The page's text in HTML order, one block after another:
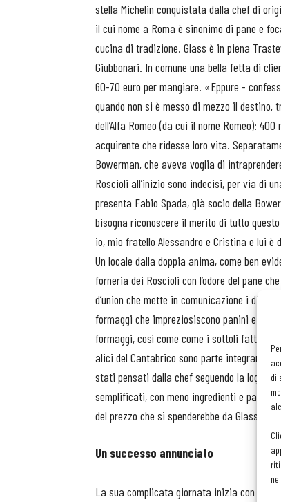
di
stella Michelin conquistata dalla chef di
il cui nome a Roma è sinonimo di pane e
cucina di tradizione. Glass è in piena
Giubbonari. In comune una bella fetta di
60-70 euro per mangiare. «Eppure -
quando non si è messo di mezzo il
dell’Alfa Romeo (da cui il nome Romeo):
acquirente che ridesse loro vita.
Bowerman, che aveva voglia di
Roscioli all’inizio sono indecisi, per via di
presenta Fabio Spada, già socio della
bisogna riconoscere il merito di tutto
io, mio fratello Alessandro e Cristina e lui
Un locale dalla doppia anima, come ben
forneria dei Roscioli con l’odore del pane
d’union che mette in comunicazione i
formaggi che impreziosiscono panini e
formaggi, così come come i sottoli fatti in
alici del Cantabrico sono parte integrante
stati pensati dalla chef seguendo la
semplificati, con meno ingredienti e
del prezzo che si spenderebbe da Glass.
Un successo annunciato
La sua complicata giornata inizia con il